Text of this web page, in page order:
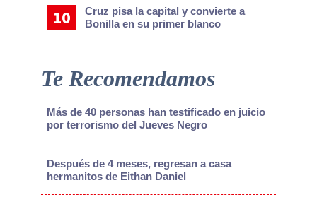
Cruz pisa la capital y convierte a
Bonilla en su primer blanco
Te Recomendamos
Más de 40 personas han testificado en juicio
por terrorismo del Jueves Negro
Después de 4 meses, regresan a casa
hermanitos de Eithan Daniel